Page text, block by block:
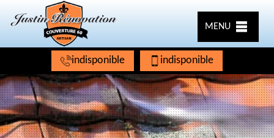
MENU
indisponible indisponible